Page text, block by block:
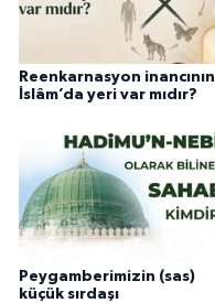
Reenkarnasyon inancının
İslâm’da yeri var mıdır?
Peygamberimizin (sas)
küçük sırdaşı